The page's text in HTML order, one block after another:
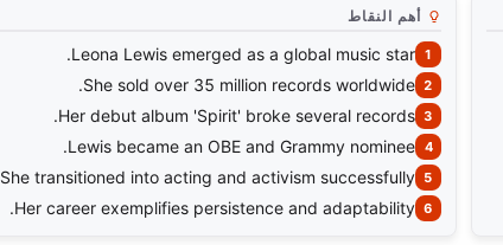
أهم النقاط
Leona Lewis emerged as a global music star.
She sold over 35 million records worldwide.
Her debut album 'Spirit' broke several records.
Lewis became an OBE and Grammy nominee.
She transitioned into acting and activism successfully.
Her career exemplifies persistence and adaptability.